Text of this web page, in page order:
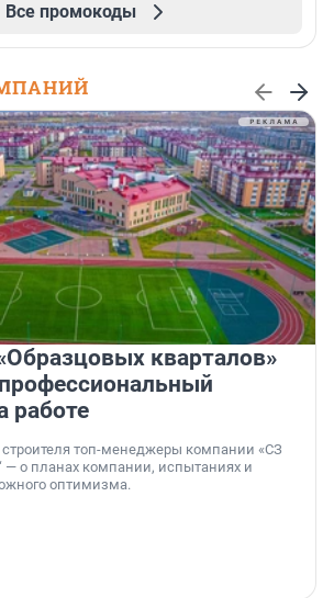
Все промокоды
кварталов»
работе
топ-менеджеры компании «СЗ
— о планах компании, испытаниях и
оптимизма.